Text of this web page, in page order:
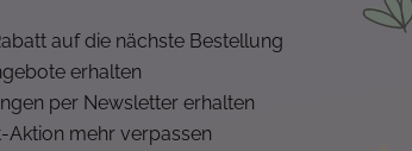
auf die nächste Bestellung
erhalten
per Newsletter erhalten
Aktion mehr verpassen